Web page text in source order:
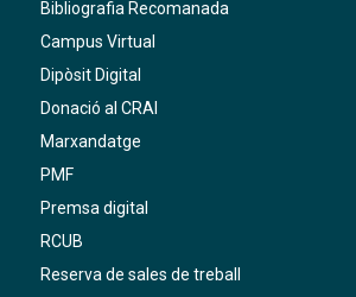
Bibliografia Recomanada
Campus Virtual
Dipòsit Digital
Donació al CRAI
Marxandatge
PMF
Premsa digital
RCUB
Reserva de sales de treball